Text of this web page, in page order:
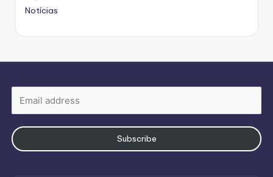
Notícias
Subscribe